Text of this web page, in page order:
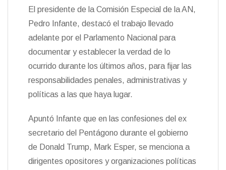
El presidente de la Comisión Especial de la AN,
Pedro Infante, destacó el trabajo llevado
adelante por el Parlamento Nacional para
documentar y establecer la verdad de lo
ocurrido durante los últimos años, para fijar las
responsabilidades penales, administrativas y
políticas a las que haya lugar.
Apuntó Infante que en las confesiones del ex
secretario del Pentágono durante el gobierno
de Donald Trump, Mark Esper, se menciona a
dirigentes opositores y organizaciones políticas